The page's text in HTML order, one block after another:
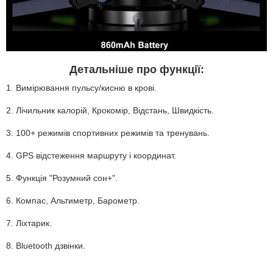
Детальніше про функції:
1. Вимірювання пульсу/кисню в крові.
2. Лічильник калорій, Крокомір, Відстань, Швидкість.
3. 100+ режимів спортивних режимів та тренувань.
4. GPS відстеження маршруту і координат.
5. Функція "Розумний сон+".
6. Компас, Альтиметр, Барометр.
7. Ліхтарик.
8. Bluetooth дзвінки.